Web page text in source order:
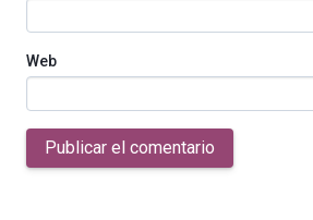
Web
Publicar el comentario